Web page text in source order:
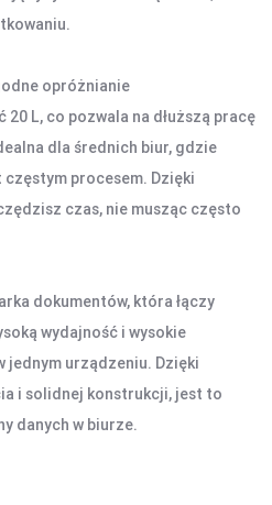
opróżnianie
20 L, co pozwala na dłuższą pracę
dla średnich biur, gdzie
procesem. Dzięki
czas, nie musząc często
dokumentów, która łączy
wydajność i wysokie
jednym urządzeniu. Dzięki
i solidnej konstrukcji, jest to
danych w biurze.